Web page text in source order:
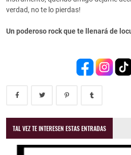
verdad, no te lo pierdas!
Un poderoso rock que te llenará de
TAL VEZ TE INTERESEN ESTAS ENTRADAS